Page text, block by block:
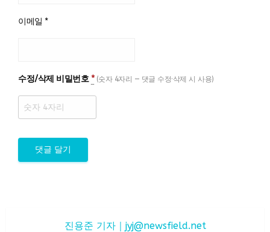
이메일 *
수정/삭제 비밀번호 * (숫자 4자리 — 댓글 수정·삭제 시 사용)
진용준 기자｜ jyj@newsfield.net